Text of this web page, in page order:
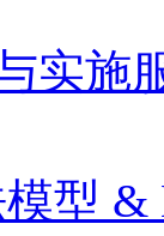
实施
型 &